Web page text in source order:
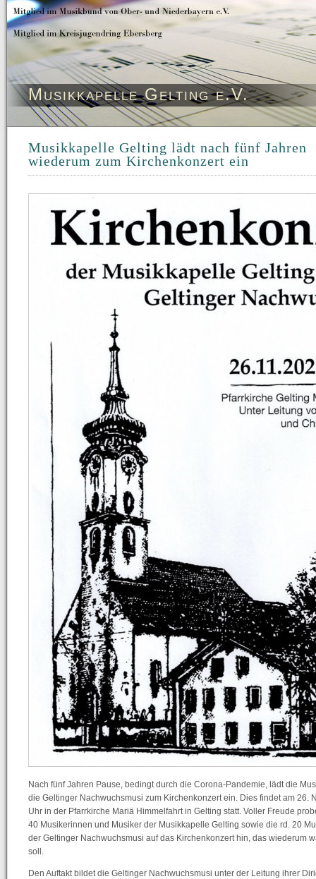
Musikkapelle Gelting e.V.
Musikkapelle Gelting lädt nach fünf Jahren
wiederum zum Kirchenkonzert ein
Nach fünf Jahren Pause, bedingt durch die Corona-Pandemie, lädt die
die Geltinger Nachwuchsmusi zum Kirchenkonzert ein. Dies findet am 26.
Uhr in der Pfarrkirche Mariä Himmelfahrt in Gelting statt. Voller Freude
40 Musikerinnen und Musiker der Musikkapelle Gelting sowie die rd. 20
der Geltinger Nachwuchsmusi auf das Kirchenkonzert hin, das wiederum
soll.
Den Auftakt bildet die Geltinger Nachwuchsmusi unter der Leitung ihrer